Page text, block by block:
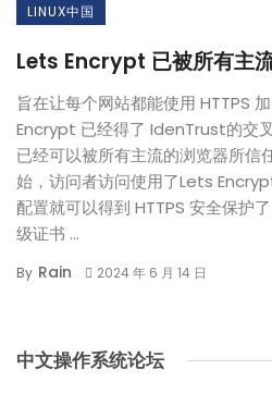
LINUX中国
Lets Encrypt 已被所有主
旨在让每个网站都能使用 HTTPS
Encrypt 已经得了 IdenTrust的交
已经可以被所有主流的浏览器所信
始，访问者访问使用了Lets
配置就可以得到 HTTPS 安全保护
级证书 ...
By Rain 2024 年 6 月 14 日
中文操作系统论坛